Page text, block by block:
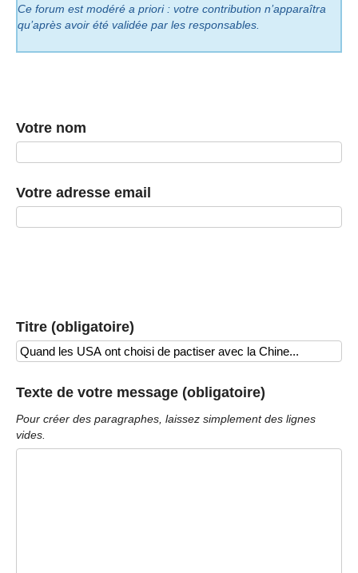
Ce forum est modéré a priori : votre contribution n’apparaîtra
qu’après avoir été validée par les responsables.
Votre nom
Votre adresse email
Titre (obligatoire)
Texte de votre message (obligatoire)
Pour créer des paragraphes, laissez simplement des lignes
vides.